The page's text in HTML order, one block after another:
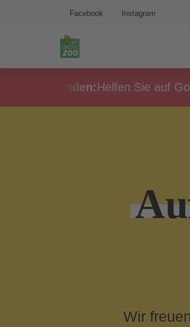
Facebook Instagram
Helfen Sie auf
Wir